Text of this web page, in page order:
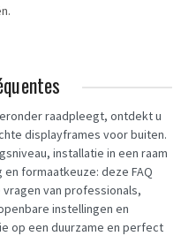
raadpleegt, ontdekt u
displayframes voor buiten.
installatie in een raam
formaatkeuze: deze FAQ
van professionals,
instellingen en
op een duurzame en perfect